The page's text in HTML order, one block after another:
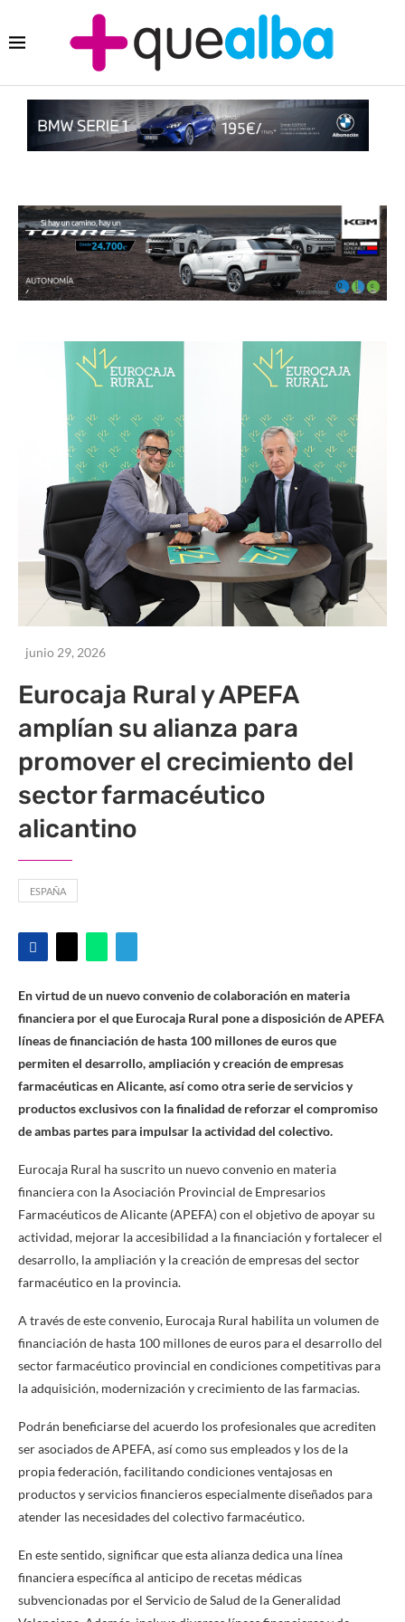
junio 29, 2026
Eurocaja Rural y APEFA
amplían su alianza para
promover el crecimiento del
sector farmacéutico
alicantino
ESPAÑA
En virtud de un nuevo convenio de colaboración en materia
financiera por el que Eurocaja Rural pone a disposición de APEFA
líneas de financiación de hasta 100 millones de euros que
permiten el desarrollo, ampliación y creación de empresas
farmacéuticas en Alicante, así como otra serie de servicios y
productos exclusivos con la finalidad de reforzar el compromiso
de ambas partes para impulsar la actividad del colectivo.
Eurocaja Rural ha suscrito un nuevo convenio en materia
financiera con la Asociación Provincial de Empresarios
Farmacéuticos de Alicante (APEFA) con el objetivo de apoyar su
actividad, mejorar la accesibilidad a la financiación y fortalecer el
desarrollo, la ampliación y la creación de empresas del sector
farmacéutico en la provincia.
A través de este convenio, Eurocaja Rural habilita un volumen de
financiación de hasta 100 millones de euros para el desarrollo del
sector farmacéutico provincial en condiciones competitivas para
la adquisición, modernización y crecimiento de las farmacias.
Podrán beneficiarse del acuerdo los profesionales que acrediten
ser asociados de APEFA, así como sus empleados y los de la
propia federación, facilitando condiciones ventajosas en
productos y servicios financieros especialmente diseñados para
atender las necesidades del colectivo farmacéutico.
En este sentido, significar que esta alianza dedica una línea
financiera específica al anticipo de recetas médicas
subvencionadas por el Servicio de Salud de la Generalidad